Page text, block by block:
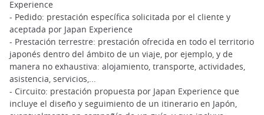
Experience
- Pedido: prestación específica solicitada por el cliente y
aceptada por Japan Experience
- Prestación terrestre: prestación ofrecida en todo el territorio
japonés dentro del ámbito de un viaje, por ejemplo, y de
manera no exhaustiva: alojamiento, transporte, actividades,
asistencia, servicios,...
- Circuito: prestación propuesta por Japan Experience que
incluye el diseño y seguimiento de un itinerario en Japón,